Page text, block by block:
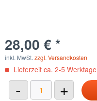
28,00 € *
inkl. MwSt. zzgl. Versandkosten
Lieferzeit ca. 2-5 Werktage
- +